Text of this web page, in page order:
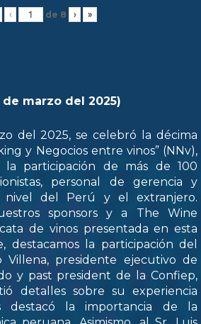
‹ de 8 › »
marzo del 2025)
del 2025, se celebró la décima
y Negocios entre vinos” (NNv),
participación de más de 100
personal de gerencia y
nivel del Perú y el extranjero.
sponsors y a The Wine
de vinos presentada en esta
destacamos la participación del
Villena, presidente ejecutivo de
y past president de la Confiep,
detalles sobre su experiencia
destacó la importancia de la